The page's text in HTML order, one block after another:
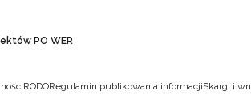
PO WER
RODORegulamin publikowania informacjiSkargi i